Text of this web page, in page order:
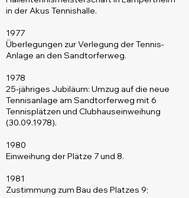
in der Akus Tennishalle.
1977
Überlegungen zur Verlegung der Tennis-
Anlage an den Sandtorferweg.
1978
25-jähriges Jubiläum: Umzug auf die neue
Tennisanlage am Sandtorferweg mit 6
Tennisplätzen und Clubhauseinweihung
(30.09.1978).
1980
Einweihung der Plätze 7 und 8.
1981
Zustimmung zum Bau des Platzes 9;